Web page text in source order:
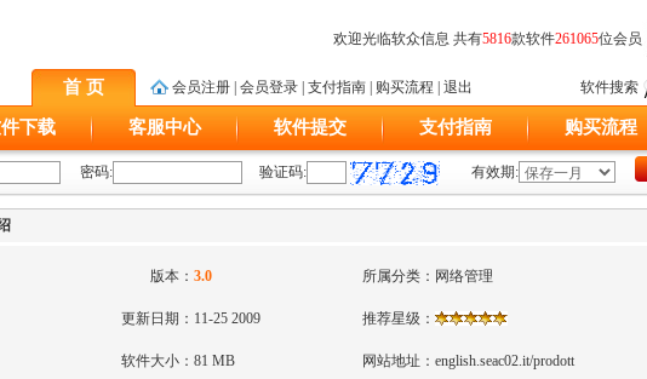
欢迎光临软众信息 共有5816款软件261065位会员
首 页 会员注册 会员登录 支付指南 购买流程 退出 软件搜索
下载 客服中心 软件提交 支付指南 购买流程
密码: 验证码: 有效期:
版本： 3.0 所属分类： 网络管理
更新日期： 11-25 2009 推荐星级：
软件大小： 81 MB 网站地址： english.seac02.it/prodott